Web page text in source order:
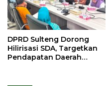
DPRD Sulteng Dorong
Hilirisasi SDA, Targetkan
Pendapatan Daerah